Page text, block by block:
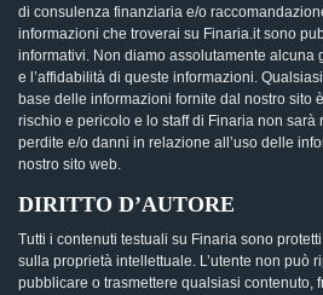
di consulenza finanziaria e/o
informazioni che troverai su Finaria.it sono
informativi. Non diamo assolutamente alcuna
e l’affidabilità di queste informazioni.
base delle informazioni fornite dal nostro sito
rischio e pericolo e lo staff di Finaria non sarà
perdite e/o danni in relazione all’uso delle
nostro sito web.
DIRITTO D’AUTORE
Tutti i contenuti testuali su Finaria sono
sulla proprietà intellettuale. L’utente non può
pubblicare o trasmettere qualsiasi contenuto,